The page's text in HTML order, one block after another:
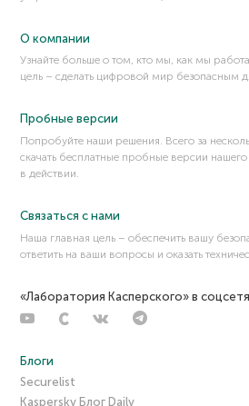
Доменное имя
Дроп (мул, money mule)
О компании
Узнайте больше о том, кто мы, как мы
цель – сделать цифровой мир безопасным
Пробные версии
Попробуйте наши решения. Всего за
скачать бесплатные пробные версии
в действии.
Связаться с нами
Наша главная цель – обеспечить вашу
ответить на ваши вопросы и оказать
«Лаборатория Касперского» в
Блоги
Securelist
Kaspersky Блог Daily